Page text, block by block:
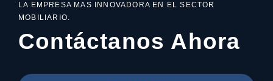
LA EMPRESA MAS INNOVADORA EN EL SECTOR
MOBILIARIO.
Contáctanos Ahora